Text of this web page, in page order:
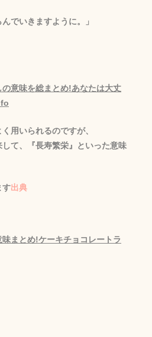
でいきますように。」
意味を総まとめ!あなたは大丈
用いられるのですが、
て、『長寿繁栄』といった意味
す出典
まとめ!ケーキチョコレートラ